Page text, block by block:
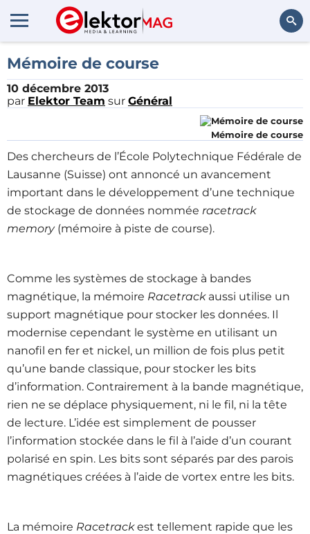
Mémoire de course
10 décembre 2013
par Elektor Team sur Général
Mémoire de course
Des chercheurs de l’École Polytechnique Fédérale de
Lausanne (Suisse) ont annoncé un avancement
important dans le développement d’une technique
de stockage de données nommée racetrack
memory(mémoire à piste de course).
Comme les systèmes de stockage à bandes
magnétique, la mémoire Racetrack aussi utilise un
support magnétique pour stocker les données. Il
modernise cependant le système en utilisant un
nanofil en fer et nickel, un million de fois plus petit
qu’une bande classique, pour stocker les bits
d’information. Contrairement à la bande magnétique,
rien ne se déplace physiquement, ni le fil, ni la tête
de lecture. L’idée est simplement de pousser
l’information stockée dans le fil à l’aide d’un courant
polarisé en spin. Les bits sont séparés par des parois
magnétiques créées à l’aide de vortex entre les bits.
La mémoire Racetrackest tellement rapide que les